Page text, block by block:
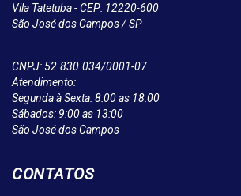
Vila Tatetuba - CEP: 12220-600
São José dos Campos / SP
CNPJ: 52.830.034/0001-07
Atendimento:
Segunda à Sexta: 8:00 as 18:00
Sábados: 9:00 as 13:00
São José dos Campos
CONTATOS